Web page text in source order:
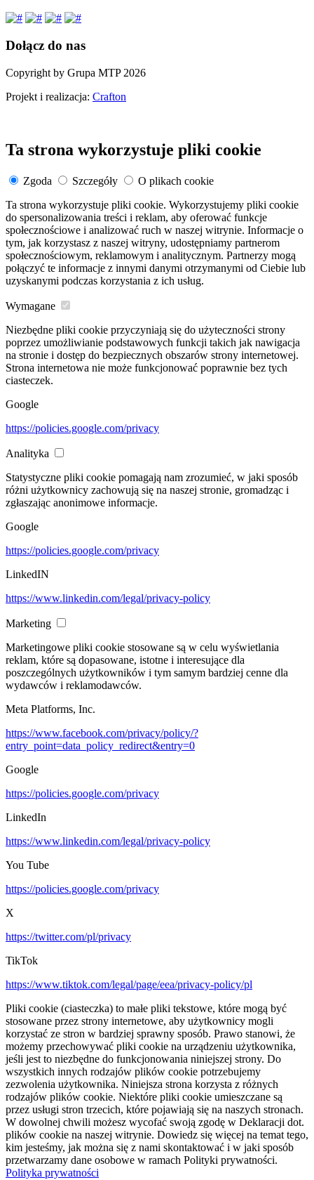
Dołącz do nas
Copyright by Grupa MTP 2026
Projekt i realizacja: Crafton
Ta strona wykorzystuje pliki cookie
Zgoda Szczegóły
O plikach cookie
Ta strona wykorzystuje pliki cookie. Wykorzystujemy pliki cookie
do spersonalizowania treści i reklam, aby oferować funkcje
społecznościowe i analizować ruch w naszej witrynie. Informacje o
tym, jak korzystasz z naszej witryny, udostępniamy partnerom
społecznościowym, reklamowym i analitycznym. Partnerzy mogą
połączyć te informacje z innymi danymi otrzymanymi od Ciebie lub
uzyskanymi podczas korzystania z ich usług.
Wymagane
Niezbędne pliki cookie przyczyniają się do użyteczności strony
poprzez umożliwianie podstawowych funkcji takich jak nawigacja
na stronie i dostęp do bezpiecznych obszarów strony internetowej.
Strona internetowa nie może funkcjonować poprawnie bez tych
ciasteczek.
Google
https://policies.google.com/privacy
Analityka
Statystyczne pliki cookie pomagają nam zrozumieć, w jaki sposób
różni użytkownicy zachowują się na naszej stronie, gromadząc i
zgłaszając anonimowe informacje.
Google
https://policies.google.com/privacy
LinkedIN
https://www.linkedin.com/legal/privacy-policy
Marketing
Marketingowe pliki cookie stosowane są w celu wyświetlania
reklam, które są dopasowane, istotne i interesujące dla
poszczególnych użytkowników i tym samym bardziej cenne dla
wydawców i reklamodawców.
Meta Platforms, Inc.
https://www.facebook.com/privacy/policy/?
entry_point=data_policy_redirect&entry=0
Google
https://policies.google.com/privacy
LinkedIn
https://www.linkedin.com/legal/privacy-policy
You Tube
https://policies.google.com/privacy
X
https://twitter.com/pl/privacy
TikTok
https://www.tiktok.com/legal/page/eea/privacy-policy/pl
Pliki cookie (ciasteczka) to małe pliki tekstowe, które mogą być
stosowane przez strony internetowe, aby użytkownicy mogli
korzystać ze stron w bardziej sprawny sposób. Prawo stanowi, że
możemy przechowywać pliki cookie na urządzeniu użytkownika,
jeśli jest to niezbędne do funkcjonowania niniejszej strony. Do
wszystkich innych rodzajów plików cookie potrzebujemy
zezwolenia użytkownika. Niniejsza strona korzysta z różnych
rodzajów plików cookie. Niektóre pliki cookie umieszczane są
przez usługi stron trzecich, które pojawiają się na naszych stronach.
W dowolnej chwili możesz wycofać swoją zgodę w Deklaracji dot.
plików cookie na naszej witrynie. Dowiedz się więcej na temat tego,
kim jesteśmy, jak można się z nami skontaktować i w jaki sposób
przetwarzamy dane osobowe w ramach Polityki prywatności.
Polityka prywatności